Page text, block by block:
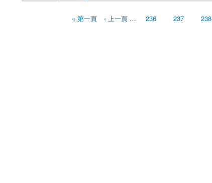
« 第一頁 ‹ 上一頁 … 236 237 238